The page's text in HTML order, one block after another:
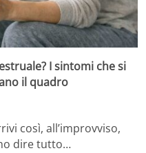
I sintomi che si
il quadro
così, all’improvviso,
dire tutto…